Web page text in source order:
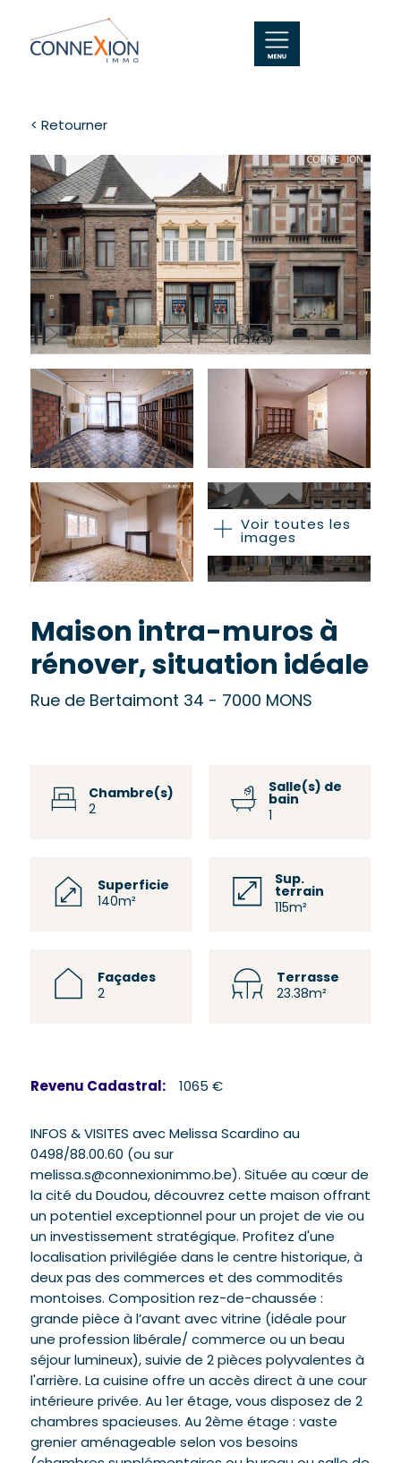
< Retourner
Voir toutes les
images
Maison intra-muros à
rénover, situation idéale
Rue de Bertaimont 34 - 7000 MONS
Chambre(s)
2
Salle(s) de
bain
Superficie
140m²
Sup.
terrain
115m²
Façades
2
Terrasse
23.38m²
Revenu Cadastral: 1065 €
INFOS & VISITES avec Melissa Scardino au
0498/88.00.60 (ou sur
melissa.s@connexionimmo.be). Située au cœur de
la cité du Doudou, découvrez cette maison offrant
un potentiel exceptionnel pour un projet de vie ou
un investissement stratégique. Profitez d'une
localisation privilégiée dans le centre historique, à
deux pas des commerces et des commodités
montoises. Composition rez-de-chaussée :
grande pièce à l’avant avec vitrine (idéale pour
une profession libérale/ commerce ou un beau
séjour lumineux), suivie de 2 pièces polyvalentes à
l'arrière. La cuisine offre un accès direct à une cour
intérieure privée. Au 1er étage, vous disposez de 2
chambres spacieuses. Au 2ème étage : vaste
grenier aménageable selon vos besoins